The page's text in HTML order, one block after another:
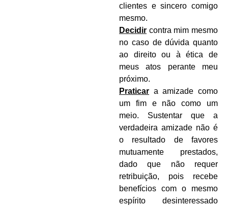
clientes e sincero comigo
mesmo.
Decidir contra mim mesmo
no caso de dúvida quanto
ao direito ou à ética de
meus atos perante meu
próximo.
Praticar a amizade como
um fim e não como um
meio. Sustentar que a
verdadeira amizade não é
o resultado de favores
mutuamente prestados,
dado que não requer
retribuição, pois recebe
benefícios com o mesmo
espírito desinteressado